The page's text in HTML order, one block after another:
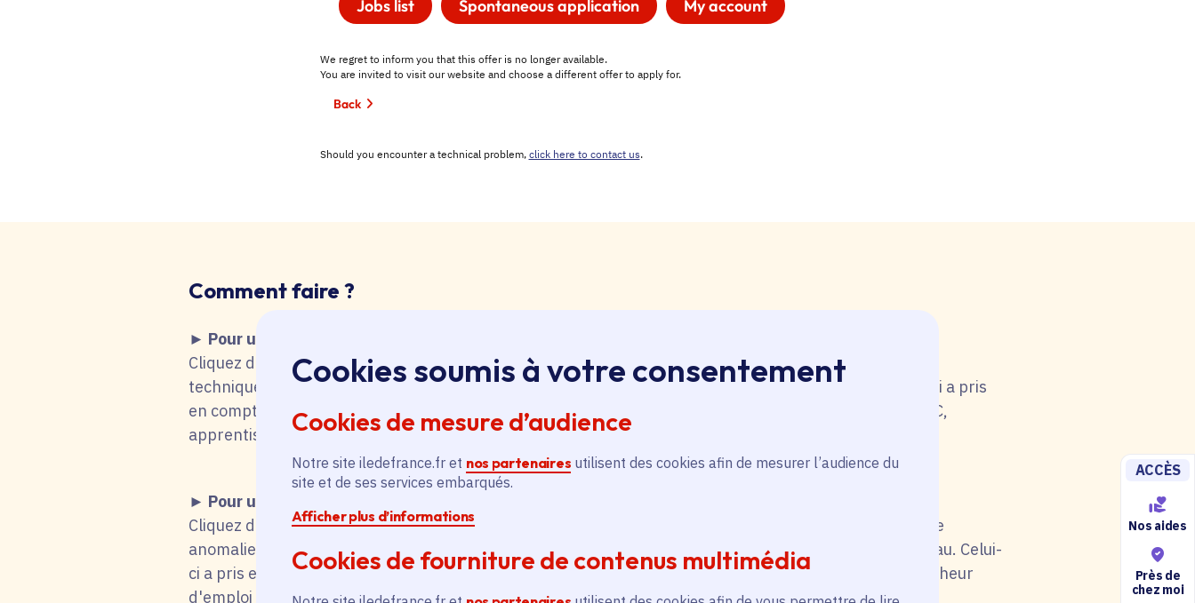
Cookies soumis à votre consentement
Cookies de mesure d’audience
Notre site iledefrance.fr et nos partenaires utilisent des cookies afin de mesurer l’audience du
site et de ses services embarqués.
Afficher plus d’informations
Cookies de fourniture de contenus multimédia
ACCÈS
Nos aides
Près de
chez moi
Comment faire ?
► Pour une recherche d'emploi, apprentissage, stage
Cliquez dans le tableau ci-dessus sur le bouton « Liste d'offres » pour qu'il soit en rouge. Une anomalie
technique fait que vous remontez aussitôt en haut de page. Redescendez au niveau du tableau. Celui-ci a pris
en compte votre choix. Vous pouvez alors faire une recherche par catégorie (emploi de catégorie A/B/C,
apprentissage, stage), mot-clé, filière et département (75, 77, 78, 91, 92, 93, 94, 95).
► Pour une candidature spontanée
Cliquez dans le tableau ci-dessus sur le bouton « Candidature spontanée » pour qu'il soit en rouge. Une
anomalie technique fait que vous remontez aussitôt en haut de page. Redescendez au niveau du tableau. Celui-
ci a pris en compte votre choix. Vous pouvez alors sélectionner siège ou lycées et votre situation (chercheur
d'emploi titulaire de la fonction publique ou non, apprenti, stagiaire) et candidatez.